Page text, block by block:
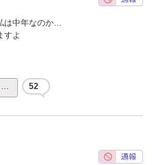
は中年なのか…
すよ
… 52